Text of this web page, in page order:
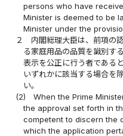
persons who have
Minister is deemed to be
Minister under the
２
内閣総理大臣は、前項の
る家庭用品の品質を識別す
表示を公正に行う者である
いずれかに該当する場合を
い。
(2)
When the Prime
the approval set forth in
competent to discern the
which the application